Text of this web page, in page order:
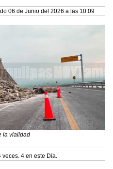
06 de Junio del 2026 a las 10:09
la vialidad
4 en este Día.